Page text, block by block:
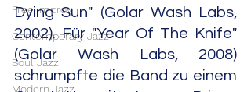
Free Improv
Contemporary Jazz
Soul Jazz
Modern Jazz
Dying Sun" (Golar Wash Labs,
2002). Für "Year Of The Knife"
(Golar Wash Labs, 2008)
schrumpfte die Band zu einem